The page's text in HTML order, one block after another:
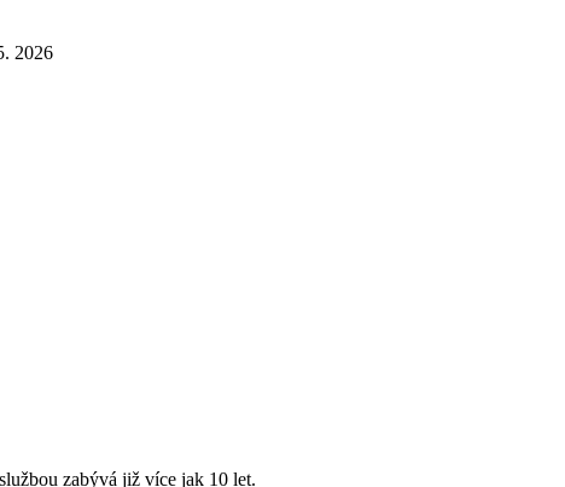
2026
zabývá již více jak 10 let.